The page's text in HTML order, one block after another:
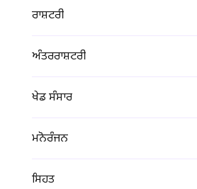
ਰਾਸ਼ਟਰੀ
ਅੰਤਰਰਾਸ਼ਟਰੀ
ਖੇਡ ਸੰਸਾਰ
ਮਨੋਰੰਜਨ
ਸਿਹਤ